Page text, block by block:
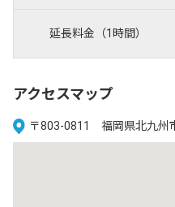
延長料金（1時間）
アクセスマップ
〒803-0811 福岡県北九州